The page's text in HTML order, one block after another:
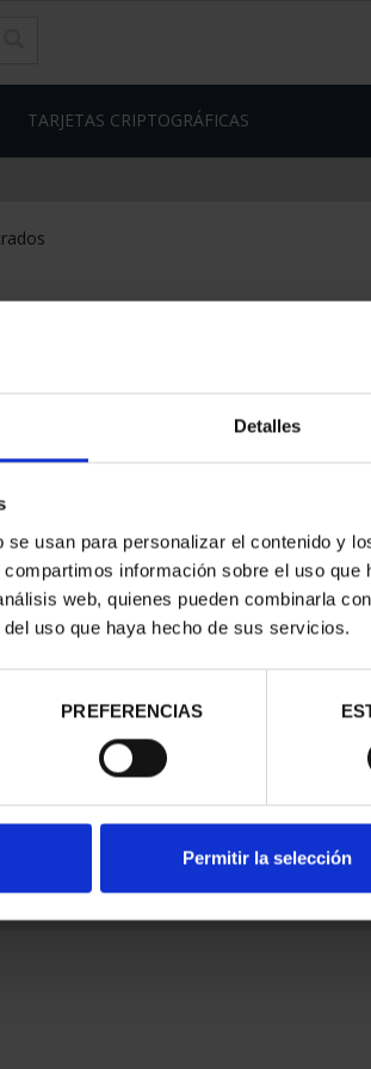
Detalles
usan para personalizar el contenido y
información sobre el uso
web, quienes pueden combinarla
uso que haya hecho de sus servicios.
PREFERENCIAS
Permitir la selección
TARJETAS CRIPTOGRÁFICAS
Legales| |Ayuda|